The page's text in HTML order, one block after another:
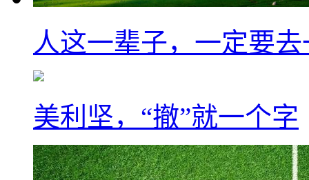
人这一辈子，一定要
美利坚，“撤”就一个字